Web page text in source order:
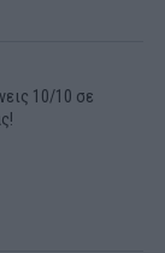
10/10 σε